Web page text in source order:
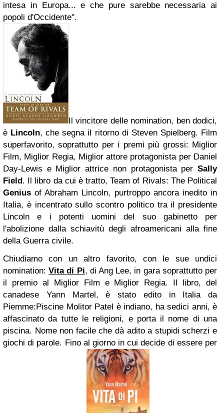
intesa in Europa... e che pure sarebbe necessaria ai
popoli d'Occidente".
Il vincitore delle nomination, ben dodici,
è Lincoln, che segna il ritorno di Steven Spielberg. Film
superfavorito, soprattutto per i premi più grossi: Miglior
Film, Miglior Regia, Miglior attore protagonista per Daniel
Day-Lewis e Miglior attrice non protagonista per Sally
Field. Il libro da cui è tratto,Team of Rivals: The Political
Genius of Abraham Lincoln, purtroppo ancora inedito in
Italia, è incentrato sullo scontro politico tra il presidente
Lincoln e i potenti uomini del suo gabinetto per
l'abolizione dalla schiavitù degli afroamericani alla fine
della Guerra civile.
Chiudiamo con un altro favorito, con le sue undici
nomination:Vita di Pi, diAng Lee, in gara soprattutto per
il premio al Miglior Film e Miglior Regia. Il libro, del
canadese Yann Martel, è stato edito in Italia da
Piemme:Piscine Molitor Patel è indiano, ha sedici anni, è
affascinato da tutte le religioni, e porta il nome di una
piscina. Nome non facile che dà adito a stupidi scherzi e
giochi di parole. Fino al giorno in cui decide di essere per